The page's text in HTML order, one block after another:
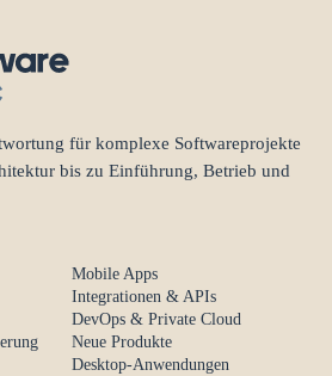
für komplexe Softwareprojekte
bis zu Einführung, Betrieb und
Mobile Apps
Integrationen & APIs
DevOps & Private Cloud
Neue Produkte
Desktop-Anwendungen